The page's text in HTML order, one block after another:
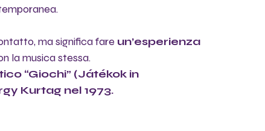
ma significa fare un’esperienza
la musica stessa.
“Giochi” (Játékok in
Kurtag nel 1973.